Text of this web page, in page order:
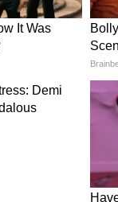
प्रक्रिया में
रही है।" (एएनआई)
edited by
feed.)